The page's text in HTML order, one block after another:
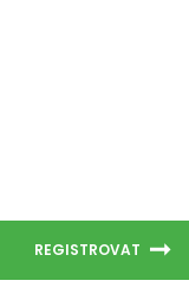
REGISTROVAT